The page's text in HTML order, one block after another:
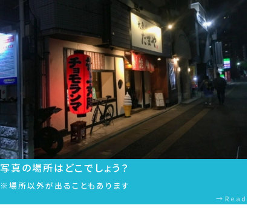
写真の場所はどこでしょう？
※場所以外が出ることもあります
Read